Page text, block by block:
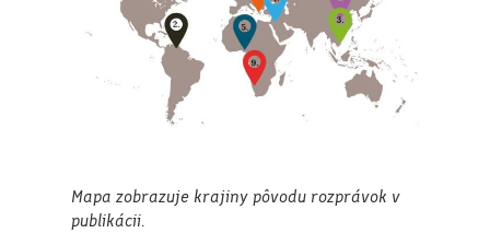
Mapa zobrazuje krajiny pôvodu rozprávok v
publikácii.